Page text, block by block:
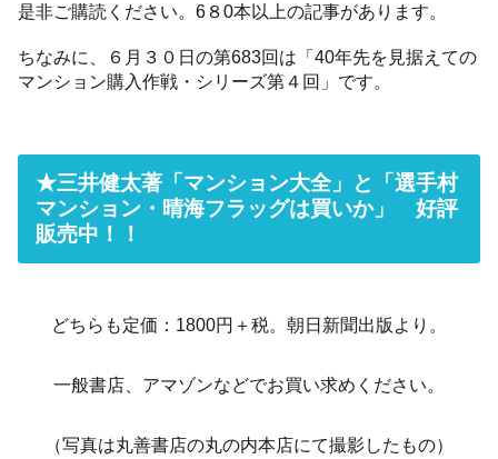
是非ご購読ください。6８0本以上の記事があります。
ちなみに、６月３０日の第683回は「40年先を見据えての
マンション購入作戦・シリーズ第４回」です。
★三井健太著「マンション大全」と「選手村
マンション・晴海フラッグは買いか」 好評
販売中！！
どちらも定価：1800円＋税。朝日新聞出版より。
一般書店、アマゾンなどでお買い求めください。
（写真は丸善書店の丸の内本店にて撮影したもの）